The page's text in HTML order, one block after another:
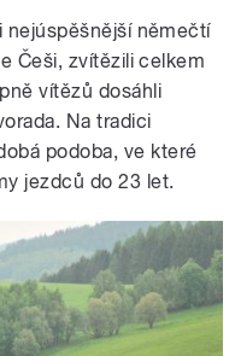
nejúspěšnější němečtí
Češi, zvítězili celkem
vítězů dosáhli
Na tradici
podoba, ve které
jezdců do 23 let.